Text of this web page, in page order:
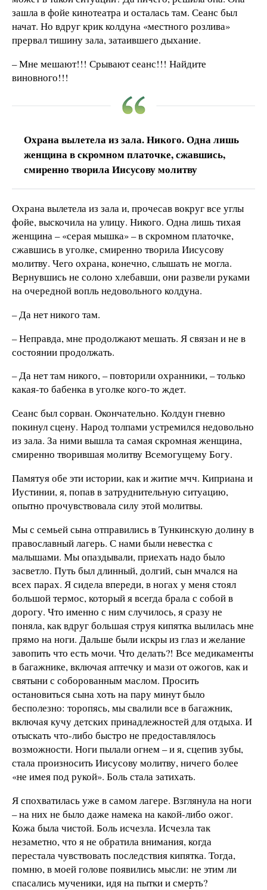
зашла в фойе кинотеатра и осталась там. Сеанс был
начат. Но вдруг крик колдуна «местного розлива»
прервал тишину зала, затаившего дыхание.
– Мне мешают!!! Срывают сеанс!!! Найдите
виновного!!!
Охрана вылетела из зала. Никого. Одна лишь
женщина в скромном платочке, сжавшись,
смиренно творила Иисусову молитву
Охрана вылетела из зала и, прочесав вокруг все углы
фойе, выскочила на улицу. Никого. Одна лишь тихая
женщина – «серая мышка» – в скромном платочке,
сжавшись в уголке, смиренно творила Иисусову
молитву. Чего охрана, конечно, слышать не могла.
Вернувшись не солоно хлебавши, они развели руками
на очередной вопль недовольного колдуна.
– Да нет никого там.
– Неправда, мне продолжают мешать. Я связан и не в
состоянии продолжать.
– Да нет там никого, – повторили охранники, – только
какая-то бабенка в уголке кого-то ждет.
Сеанс был сорван. Окончательно. Колдун гневно
покинул сцену. Народ толпами устремился недовольно
из зала. За ними вышла та самая скромная женщина,
смиренно творившая молитву Всемогущему Богу.
Памятуя обе эти истории, как и житие мчч. Киприана и
Иустинии, я, попав в затруднительную ситуацию,
опытно прочувствовала силу этой молитвы.
Мы с семьей сына отправились в Тункинскую долину в
православный лагерь. С нами были невестка с
малышами. Мы опаздывали, приехать надо было
засветло. Путь был длинный, долгий, сын мчался на
всех парах. Я сидела впереди, в ногах у меня стоял
большой термос, который я всегда брала с собой в
дорогу. Что именно с ним случилось, я сразу не
поняла, как вдруг большая струя кипятка вылилась мне
прямо на ноги. Дальше были искры из глаз и желание
завопить что есть мочи. Что делать?! Все медикаменты
в багажнике, включая аптечку и мази от ожогов, как и
святыни с соборованным маслом. Просить
остановиться сына хоть на пару минут было
бесполезно: торопясь, мы свалили все в багажник,
включая кучу детских принадлежностей для отдыха. И
отыскать что-либо быстро не предоставлялось
возможности. Ноги пылали огнем – и я, сцепив зубы,
стала произносить Иисусову молитву, ничего более
«не имея под рукой». Боль стала затихать.
Я спохватилась уже в самом лагере. Взглянула на ноги
– на них не было даже намека на какой-либо ожог.
Кожа была чистой. Боль исчезла. Исчезла так
незаметно, что я не обратила внимания, когда
перестала чувствовать последствия кипятка. Тогда,
помню, в моей голове появились мысли: не этим ли
спасались мученики, идя на пытки и смерть?